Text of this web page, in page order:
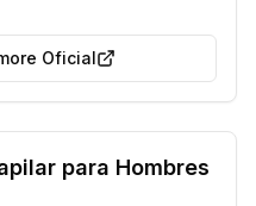
Oficial
para Hombres